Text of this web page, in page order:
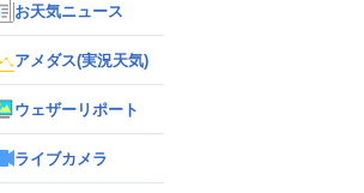
お天気ニュース
アメダス(実況天気)
ウェザーリポート
ライブカメラ